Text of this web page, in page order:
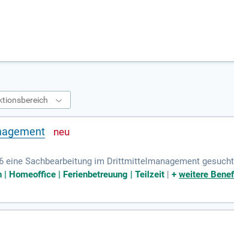
eine Sachbearbeitung im Drittmittelmanagement
sowie Antragsunterlagen für Forschungsvorhaben.
und beraten Projektverantwortliche in relevanten
umfassende Drittmittelstatistiken. Kenntnisse in den
dynamischen Teams zu werden und gestalten Sie
Homeoffice | Ferienbetreuung | Teilzeit |+weitere